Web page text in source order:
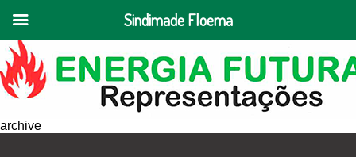
archive
Sindimade Floema